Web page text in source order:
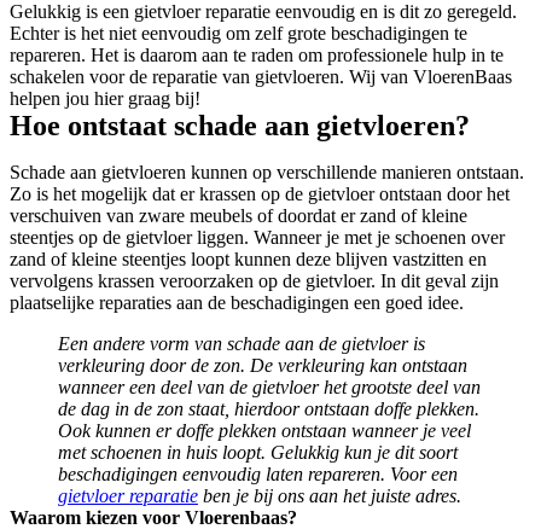
Gelukkig is een gietvloer reparatie eenvoudig en is dit zo geregeld.
Echter is het niet eenvoudig om zelf grote beschadigingen te
repareren. Het is daarom aan te raden om professionele hulp in te
schakelen voor de reparatie van gietvloeren. Wij van VloerenBaas
helpen jou hier graag bij!
Hoe ontstaat schade aan gietvloeren?
Schade aan gietvloeren kunnen op verschillende manieren ontstaan.
Zo is het mogelijk dat er krassen op de gietvloer ontstaan door het
verschuiven van zware meubels of doordat er zand of kleine
steentjes op de gietvloer liggen. Wanneer je met je schoenen over
zand of kleine steentjes loopt kunnen deze blijven vastzitten en
vervolgens krassen veroorzaken op de gietvloer. In dit geval zijn
plaatselijke reparaties aan de beschadigingen een goed idee.
Een andere vorm van schade aan de gietvloer is
verkleuring door de zon. De verkleuring kan ontstaan
wanneer een deel van de gietvloer het grootste deel van
de dag in de zon staat, hierdoor ontstaan doffe plekken.
Ook kunnen er doffe plekken ontstaan wanneer je veel
met schoenen in huis loopt. Gelukkig kun je dit soort
beschadigingen eenvoudig laten repareren. Voor een
gietvloer reparatie ben je bij ons aan het juiste adres.
Waarom kiezen voor Vloerenbaas?